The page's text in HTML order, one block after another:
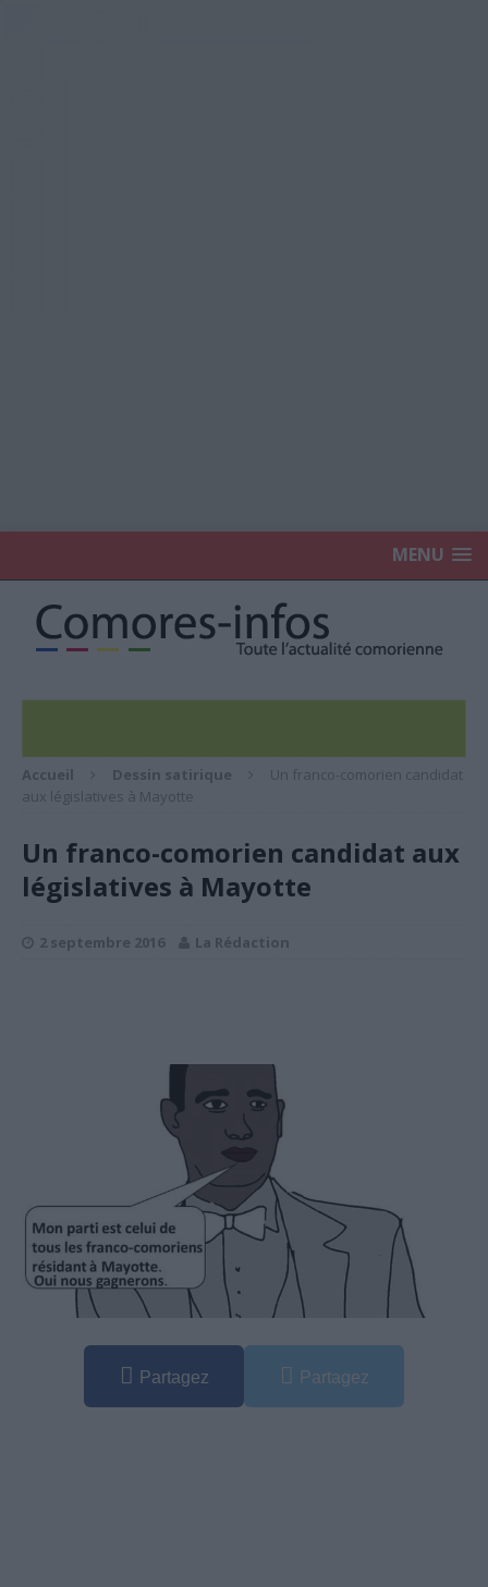
MENU
Accueil Dessin satirique
Un franco-comorien candidat
aux législatives à Mayotte
Un franco-comorien candidat aux
législatives à Mayotte
2 septembre 2016 La Rédaction
Partagez Partagez